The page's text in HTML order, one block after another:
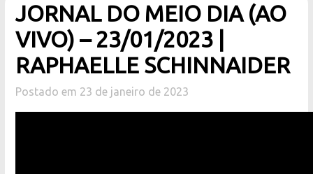
JORNAL DO MEIO DIA (AO
VIVO) – 23/01/2023 |
RAPHAELLE SCHINNAIDER
Postado em 23 de janeiro de 2023